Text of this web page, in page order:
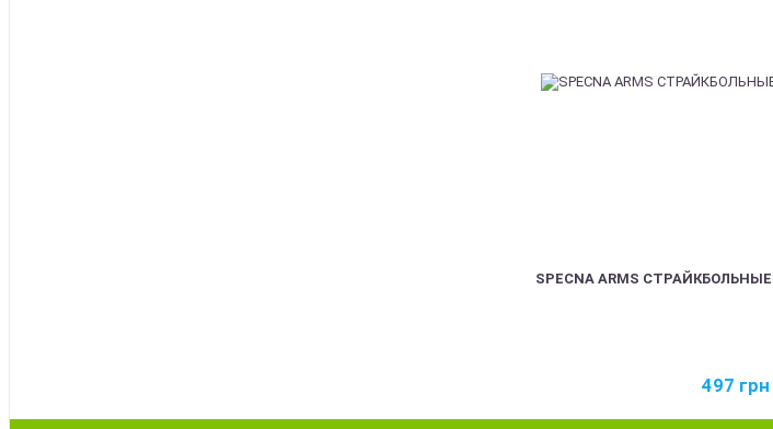
SPECNA ARMS СТРАЙКБОЛЬНЫЕ
497 грн